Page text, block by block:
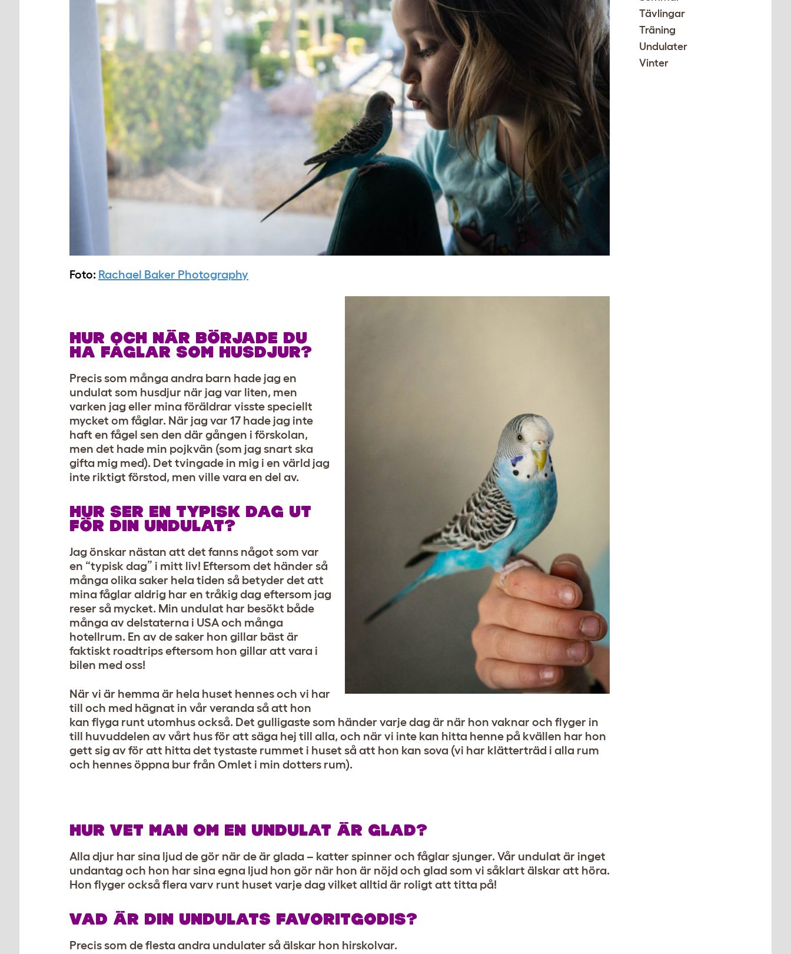
Foto: Rachael Baker Photography
HUR OCH NÄR BÖRJADE DU
HA FÅGLAR SOM HUSDJUR?
Precis som många andra barn hade jag en
undulat som husdjur när jag var liten, men
varken jag eller mina föräldrar visste speciellt
mycket om fåglar. När jag var 17 hade jag inte
haft en fågel sen den där gången i förskolan,
men det hade min pojkvän (som jag snart ska
gifta mig med). Det tvingade in mig i en värld jag
inte riktigt förstod, men ville vara en del av.
HUR SER EN TYPISK DAG UT
FÖR DIN UNDULAT?
Jag önskar nästan att det fanns något som var
en “typisk dag” i mitt liv! Eftersom det händer så
många olika saker hela tiden så betyder det att
mina fåglar aldrig har en tråkig dag eftersom jag
reser så mycket. Min undulat har besökt både
många av delstaterna i USA och många
hotellrum. En av de saker hon gillar bäst är
faktiskt roadtrips eftersom hon gillar att vara i
bilen med oss!
När vi är hemma är hela huset hennes och vi har
till och med hägnat in vår veranda så att hon
kan flyga runt utomhus också. Det gulligaste som händer varje dag är när hon vaknar och flyger in
till huvuddelen av vårt hus för att säga hej till alla, och när vi inte kan hitta henne på kvällen har hon
gett sig av för att hitta det tystaste rummet i huset så att hon kan sova (vi har klätterträd i alla rum
och hennes öppna bur från Omlet i min dotters rum).
HUR VET MAN OM EN UNDULAT ÄR GLAD?
Alla djur har sina ljud de gör när de är glada – katter spinner och fåglar sjunger. Vår undulat är inget
undantag och hon har sina egna ljud hon gör när hon är nöjd och glad som vi såklart älskar att höra.
Hon flyger också flera varv runt huset varje dag vilket alltid är roligt att titta på!
VAD ÄR DIN UNDULATS FAVORITGODIS?
Precis som de flesta andra undulater så älskar hon hirskolvar.
Tävlingar
Träning
Undulater
Vinter